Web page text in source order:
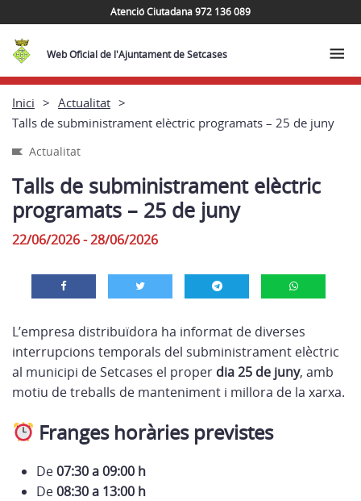
Atenció Ciutadana 972 136 089
Web Oficial de l'Ajuntament de Setcases
Inici
Actualitat
Talls de subministrament elèctric programats – 25 de juny
Actualitat
Talls de subministrament elèctric
programats – 25 de juny
22/06/2026 - 28/06/2026
L’empresa distribuïdora ha informat de diverses
interrupcions temporals del subministrament elèctric
al municipi de Setcases el proper dia 25 de juny, amb
motiu de treballs de manteniment i millora de la xarxa.
Franges horàries previstes
De07:30 a 09:00 h
De08:30 a 13:00 h